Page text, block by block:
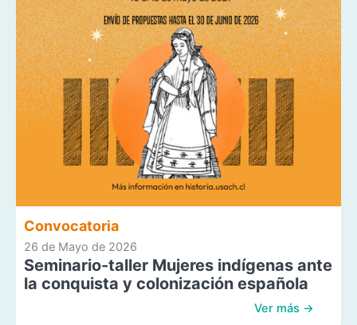
Convocatoria
26 de Mayo de 2026
Seminario-taller Mujeres indígenas ante
la conquista y colonización española
Ver más →